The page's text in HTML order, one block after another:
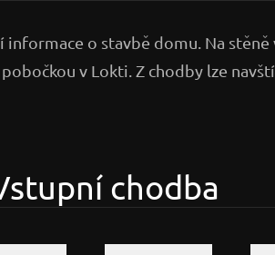
informace o stavbě domu. Na
v Lokti. Z chodby lze
chodba